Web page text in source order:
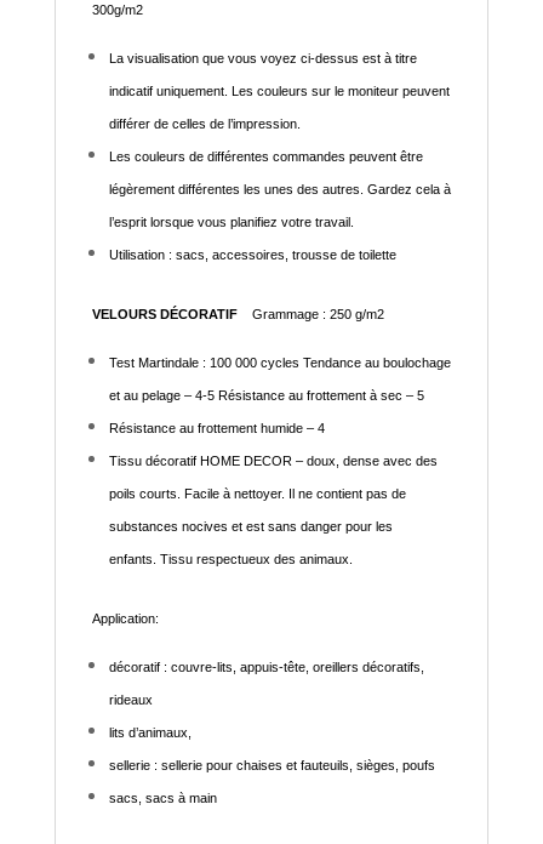
300g/m2
La visualisation que vous voyez ci-dessus est à titre
indicatif uniquement. Les couleurs sur le moniteur peuvent
différer de celles de l’impression.
Les couleurs de différentes commandes peuvent être
légèrement différentes les unes des autres. Gardez cela à
l’esprit lorsque vous planifiez votre travail.
Utilisation : sacs, accessoires, trousse de toilette
VELOURS DÉCORATIF Grammage : 250 g/m2
Test Martindale : 100 000 cycles Tendance au boulochage
et au pelage – 4-5 Résistance au frottement à sec – 5
Résistance au frottement humide – 4
Tissu décoratif HOME DECOR – doux, dense avec des
poils courts. Facile à nettoyer. Il ne contient pas de
substances nocives et est sans danger pour les
enfants. Tissu respectueux des animaux.
Application:
décoratif : couvre-lits, appuis-tête, oreillers décoratifs,
rideaux
lits d’animaux,
sellerie : sellerie pour chaises et fauteuils, sièges, poufs
sacs, sacs à main